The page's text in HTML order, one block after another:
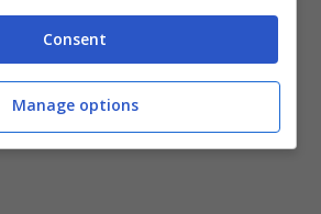
cibi
, dal sapore davvero
Consent
Manage options